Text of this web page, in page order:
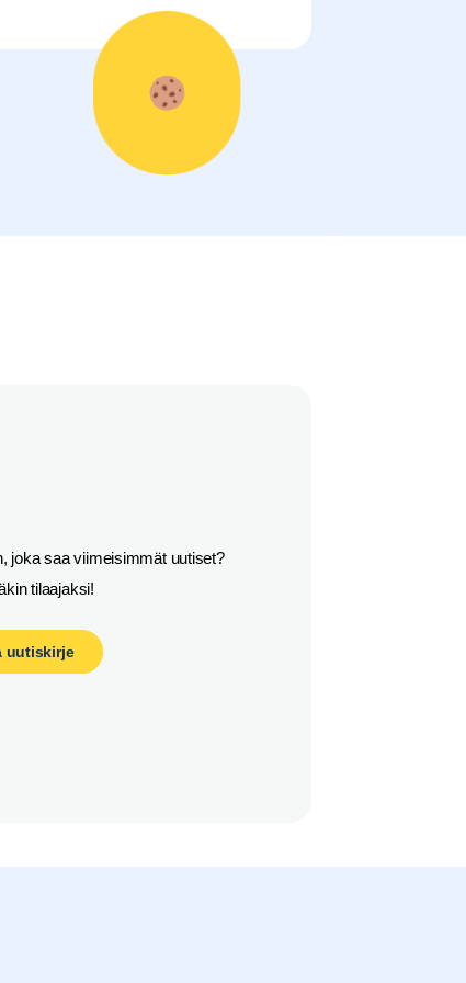
joka saa viimeisimmät uutiset?
tilaajaksi!
uutiskirje